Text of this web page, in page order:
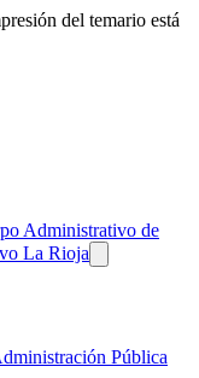
del temario está
Administrativo de
La Rioja
Pública